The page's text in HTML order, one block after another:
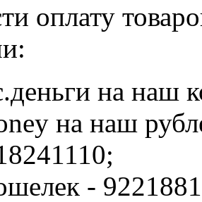
оплату
на наш
на наш
-